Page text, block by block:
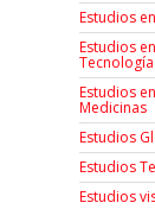
Estudios
Estudios
Estudios
Medicinas
Estudios
Estudios
Estudios